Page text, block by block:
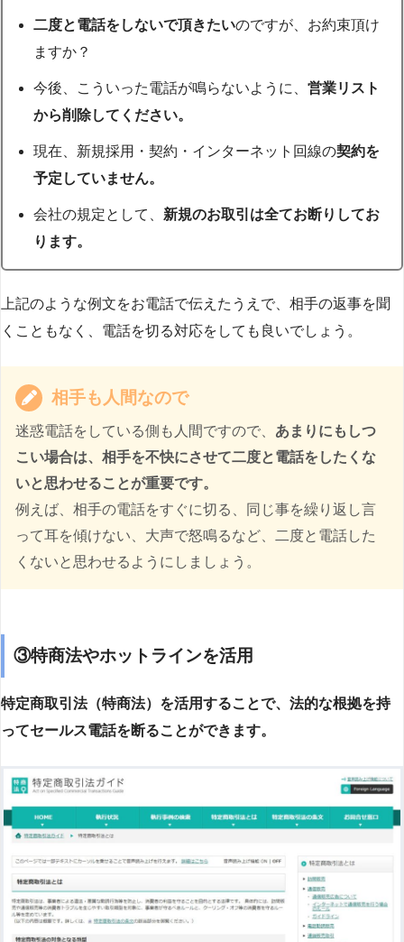
二度と電話をしないで頂きたいのですが、お約束頂け
ますか？
今後、こういった電話が鳴らないように、営業リスト
から削除してください。
現在、新規採用・契約・インターネット回線の契約を
予定していません。
会社の規定として、 新規のお取引は全てお断りしてお
ります。
上記のような例文をお電話で伝えたうえで、相手の返事を聞
くこともなく、電話を切る対応をしても良いでしょう。
相手も人間なので
迷惑電話をしている側も人間ですので、 あまりにもしつ
こい場合は、相手を不快にさせて二度と電話をしたくな
いと思わせることが重要です。
例えば、相手の電話をすぐに切る、同じ事を繰り返し言
って耳を傾けない、大声で怒鳴るなど、二度と電話した
くないと思わせるようにしましょう。
③特商法やホットラインを活用
特定商取引法（特商法）を活用することで、法的な根拠を持
ってセールス電話を断ることができます。